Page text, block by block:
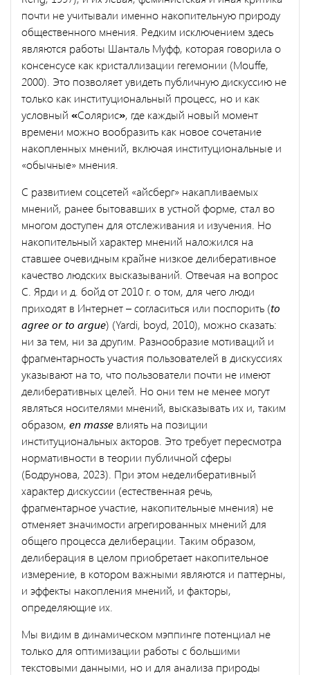
почти не учитывали именно накопительную природу
общественного мнения. Редким исключением здесь
являются работы Шанталь Муфф, которая говорила о
консенсусе как кристаллизации гегемонии (Mouffe,
2000). Это позволяет увидеть публичную дискуссию не
только как институциональный процесс, но и как
условный «Солярис», где каждый новый момент
времени можно вообразить как новое сочетание
накопленных мнений, включая институциональные и
«обычные» мнения.
С развитием соцсетей «айсберг» накапливаемых
мнений, ранее бытовавших в устной форме, стал во
многом доступен для отслеживания и изучения. Но
накопительный характер мнений наложился на
ставшее очевидным крайне низкое делиберативное
качество людских высказываний. Отвечая на вопрос
C. Ярди и д. бойд от 2010 г. о том, для чего люди
приходят в Интернет – согласиться или поспорить (to
agree or to argue) (Yardi, boyd, 2010), можно сказать:
ни за тем, ни за другим. Разнообразие мотиваций и
фрагментарность участия пользователей в дискуссиях
указывают на то, что пользователи почти не имеют
делиберативных целей. Но они тем не менее могут
являться носителями мнений, высказывать их и, таким
образом, en masse влиять на позиции
институциональных акторов. Это требует пересмотра
нормативности в теории публичной сферы
(Бодрунова, 2023). При этом неделиберативный
характер дискуссии (естественная речь,
фрагментарное участие, накопительные мнения) не
отменяет значимости агрегированных мнений для
общего процесса делиберации. Таким образом,
делиберация в целом приобретает накопительное
измерение, в котором важными являются и паттерны,
и эффекты накопления мнений, и факторы,
определяющие их.
Мы видим в динамическом мэппинге потенциал не
только для оптимизации работы с большими
текстовыми данными, но и для анализа природы